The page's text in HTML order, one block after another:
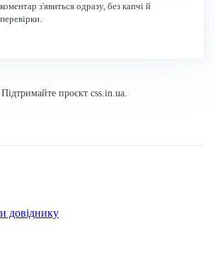
з'явиться одразу, без капчі й
проєкт css.in.ua.
довіднику